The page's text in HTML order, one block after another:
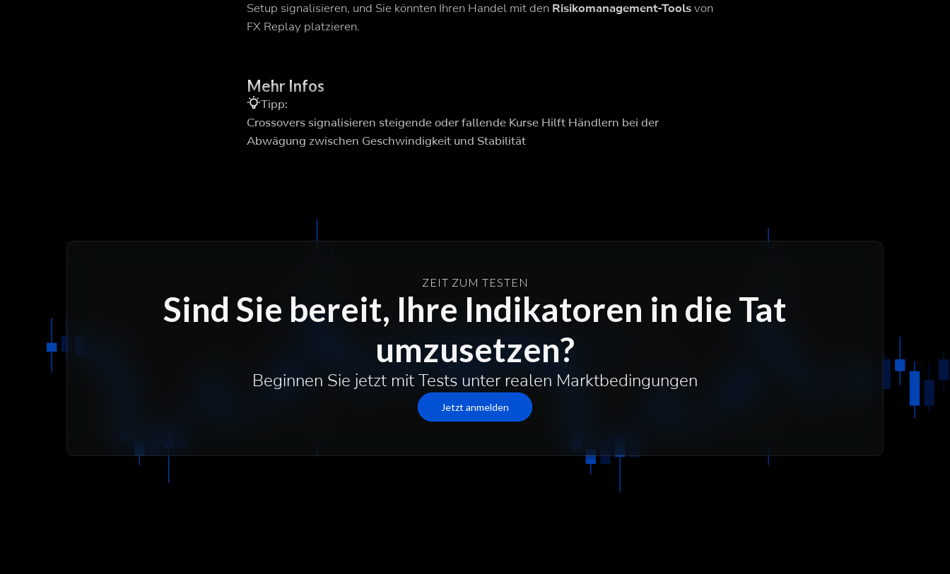
Setup signalisieren, und Sie könnten Ihren Handel mit den Risikomanagement-Toolsvon
FX Replay platzieren.
Mehr Infos
Tipp:
Crossovers signalisieren steigende oder fallende Kurse Hilft Händlern bei der
Abwägung zwischen Geschwindigkeit und Stabilität
ZEIT ZUM TESTEN
Sind Sie bereit, Ihre Indikatoren in die Tat
umzusetzen?
Beginnen Sie jetzt mit Tests unter realen Marktbedingungen
Jetzt anmelden